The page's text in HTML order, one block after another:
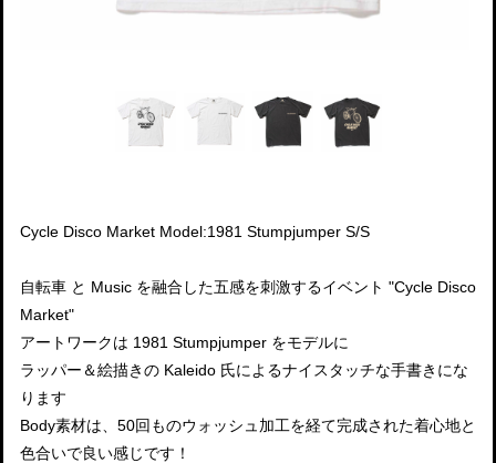
Cycle Disco Market Model:1981 Stumpjumper S/S
自転車 と Music を融合した五感を刺激するイベント "Cycle Disco
Market"
アートワークは 1981 Stumpjumper をモデルに
ラッパー＆絵描きの Kaleido 氏によるナイスタッチな手書きにな
ります
Body素材は、50回ものウォッシュ加工を経て完成された着心地と
色合いで良い感じです！